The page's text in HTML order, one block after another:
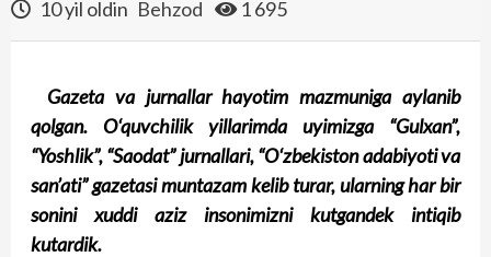
10 yil oldin Behzod 1 695
Gazeta va jurnallar hayotim mazmuniga aylanib
qolgan. O‘quvchilik yillarimda uyimizga “Gulxan”,
“Yoshlik”, “Saodat” jurnallari, “O‘zbekiston adabiyoti va
san’ati” gazetasi muntazam kelib turar, ularning har bir
sonini xuddi aziz insonimizni kutgandek intiqib
kutardik.